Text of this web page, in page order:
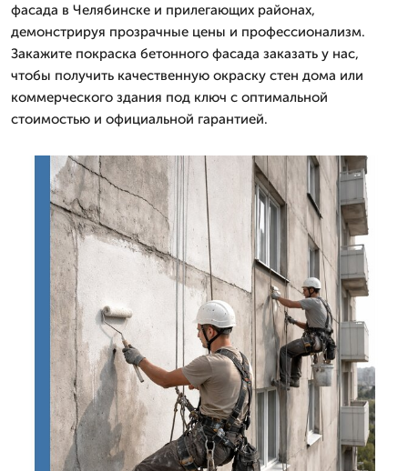
фасада в Челябинске и прилегающих районах,
демонстрируя прозрачные цены и профессионализм.
Закажите покраска бетонного фасада заказать у нас,
чтобы получить качественную окраску стен дома или
коммерческого здания под ключ с оптимальной
стоимостью и официальной гарантией.